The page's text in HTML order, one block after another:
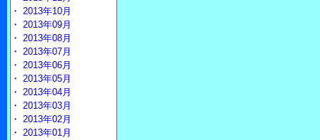
・ 2013年10月
・ 2013年09月
・ 2013年08月
・ 2013年07月
・ 2013年06月
・ 2013年05月
・ 2013年04月
・ 2013年03月
・ 2013年02月
・ 2013年01月